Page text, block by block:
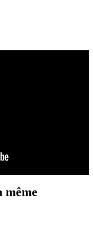
même